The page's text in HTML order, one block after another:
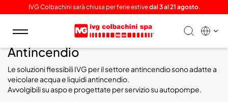
IVG Colbachini sarà chiusa per ferie estivedal 3 al 21 agosto.
Toggle
navigation
Antincendio
Le soluzioni flessibili IVG per il settore antincendio sono adatte a
veicolareacqua e liquidi antincendio.
Avvolgibili su aspo e progettate per servizio su autopompe.